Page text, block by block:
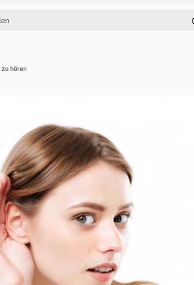
hören